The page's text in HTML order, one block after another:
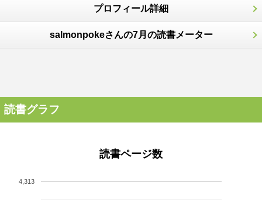
プロフィール詳細
salmonpokeさんの7月の読書メーター
読書グラフ
読書ページ数
4,313